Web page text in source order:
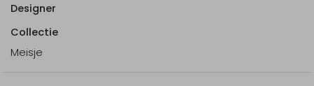
Designer
Collectie
Meisje